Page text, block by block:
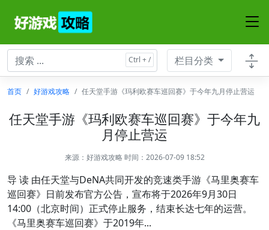
栏目分类
首页 好游戏攻略 任天堂手游《玛利欧赛车巡回赛》于今年九月停止营运
任天堂手游《玛利欧赛车巡回赛》于今年九
月停止营运
来源： 好游戏攻略时间：2026-07-09 18:52
导 读 由任天堂与DeNA共同开发的竞速类手游《马里奥赛车
巡回赛》日前发布官方公告，宣布将于2026年9月30日
14:00（北京时间）正式停止服务，结束长达七年的运营。
《马里奥赛车巡回赛》于2019年...